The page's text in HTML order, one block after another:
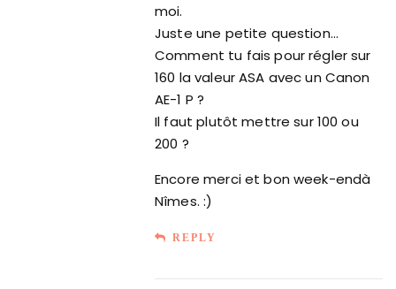
moi.
Juste une petite question…
Comment tu fais pour régler sur
160 la valeur ASA avec un Canon
AE-1 P ?
Il faut plutôt mettre sur 100 ou
200 ?
Encore merci et bon week-endà
Nîmes. :)
REPLY